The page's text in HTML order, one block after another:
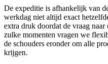
De expeditie is afhankelijk van
werkdag niet altijd exact
extra druk doordat de vraag
zulke momenten vragen we
de schouders eronder om alle
krijgen.